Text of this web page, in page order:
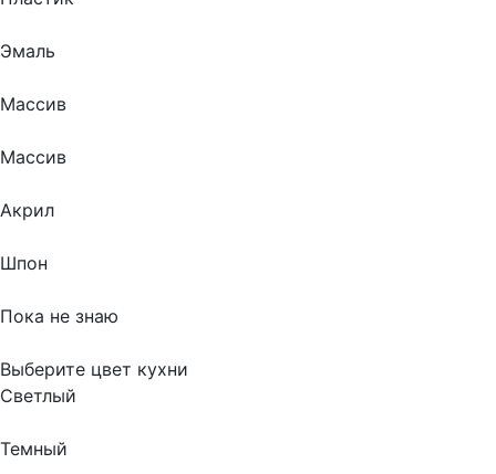
Эмаль
Массив
Массив
Акрил
Шпон
Пока не знаю
Выберите цвет кухни
Светлый
Темный